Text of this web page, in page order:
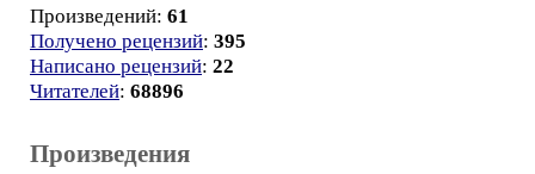
Произведений: 61
Получено рецензий: 395
Написано рецензий: 22
Читателей: 68896
Произведения